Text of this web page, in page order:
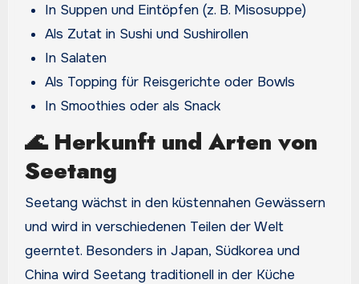
In Suppen und Eintöpfen (z. B. Misosuppe)
Als Zutat in Sushi und Sushirollen
In Salaten
Als Topping für Reisgerichte oder Bowls
In Smoothies oder als Snack
🌊Herkunft und Arten von
Seetang
Seetang wächst in den küstennahen Gewässern
und wird in verschiedenen Teilen der Welt
geerntet. Besonders in Japan, Südkorea und
China wird Seetang traditionell in der Küche